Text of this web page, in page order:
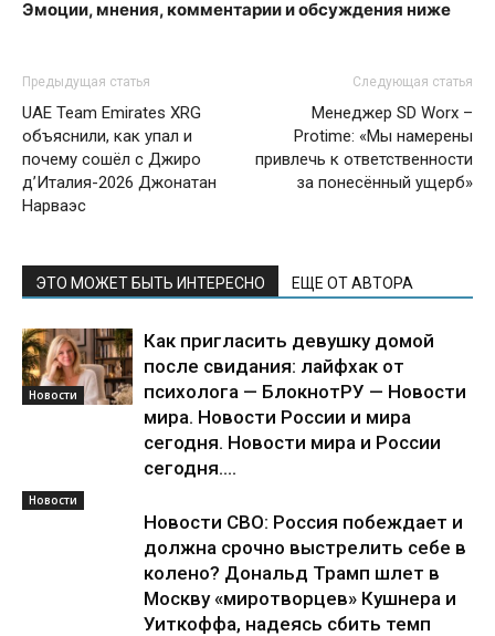
Эмоции, мнения, комментарии и обсуждения ниже
Предыдущая статья
UAE Team Emirates XRG
объяснили, как упал и
почему сошёл с Джиро
д’Италия-2026 Джонатан
Нарваэс
Следующая статья
Менеджер SD Worx –
Protime: «Мы намерены
привлечь к ответственности
за понесённый ущерб»
ЭТО МОЖЕТ БЫТЬ ИНТЕРЕСНО ЕЩЕ ОТ АВТОРА
Новости
Как пригласить девушку домой
после свидания: лайфхак от
психолога — БлокнотРУ — Новости
мира. Новости России и мира
сегодня. Новости мира и России
сегодня....
Новости
Новости СВО: Россия побеждает и
должна срочно выстрелить себе в
колено? Дональд Трамп шлет в
Москву «миротворцев» Кушнера и
Уиткоффа, надеясь сбить темп